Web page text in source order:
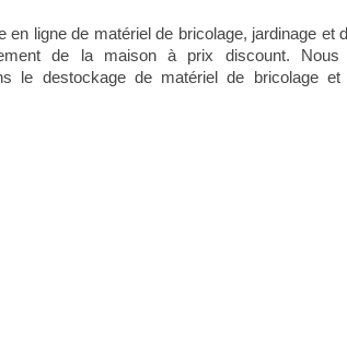
en ligne de matériel de bricolage, jardinage et
de la maison à prix discount. Nous
le destockage de matériel de bricolage et